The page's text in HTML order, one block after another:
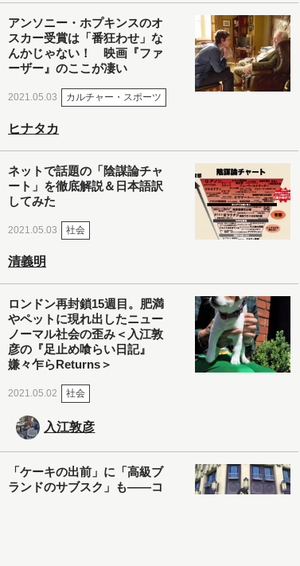
アンソニー・ホプキンスのオ
スカー受賞は「番狂わせ」な
んかじゃない！ 映画『ファ
ーザー』のここが凄い
2021.05.03 カルチャー・スポーツ
ヒナタカ
ネットで話題の「陰謀論チャ
ート」を徹底解説＆日本語訳
してみた
2021.05.03 社会
清義明
ロンドン再封鎖15週目。肥満
やペットに現れ出したニュー
ノーマル社会の歪み＜入江敦
彦の『足止め喰らい日記』
嫌々乍らReturns＞
2021.05.02 社会
入江敦彦
「ケーキの出前」に「高級ブ
ランドのサブスク」も――コ